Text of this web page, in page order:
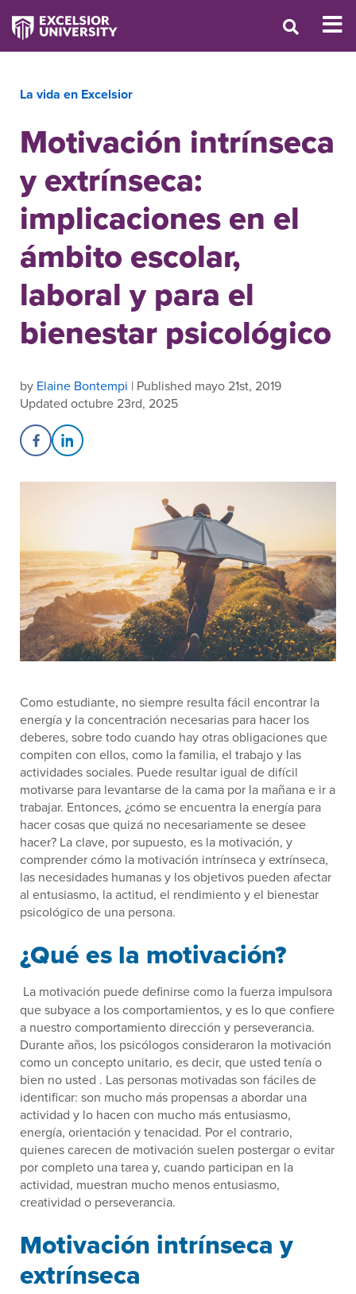
La vida en Excelsior
Motivación intrínseca
y extrínseca:
implicaciones en el
ámbito escolar,
laboral y para el
bienestar psicológico
by Elaine Bontempi | Published mayo 21st, 2019
Updated octubre 23rd, 2025
Share on Facebook
Share on LinkedIn
Como estudiante, no siempre resulta fácil encontrar la
energía y la concentración necesarias para hacer los
deberes, sobre todo cuando hay otras obligaciones que
compiten con ellos, como la familia, el trabajo y las
actividades sociales. Puede resultar igual de difícil
motivarse para levantarse de la cama por la mañana e ir a
trabajar. Entonces, ¿cómo se encuentra la energía para
hacer cosas que quizá no necesariamente se desee
hacer? La clave, por supuesto, es la motivación, y
comprender cómo la motivación intrínseca y extrínseca,
las necesidades humanas y los objetivos pueden afectar
al entusiasmo, la actitud, el rendimiento y el bienestar
psicológico de una persona.
¿Qué es la motivación?
La motivación puede definirse como la fuerza impulsora
que subyace a los comportamientos, y es lo que confiere
a nuestro comportamiento dirección y perseverancia.
Durante años, los psicólogos consideraron la motivación
como un concepto unitario, es decir, que usted tenía o
bien no usted . Las personas motivadas son fáciles de
identificar: son mucho más propensas a abordar una
actividad y lo hacen con mucho más entusiasmo,
energía, orientación y tenacidad. Por el contrario,
quienes carecen de motivación suelen postergar o evitar
por completo una tarea y, cuando participan en la
actividad, muestran mucho menos entusiasmo,
creatividad o perseverancia.
Motivación intrínseca y
extrínseca